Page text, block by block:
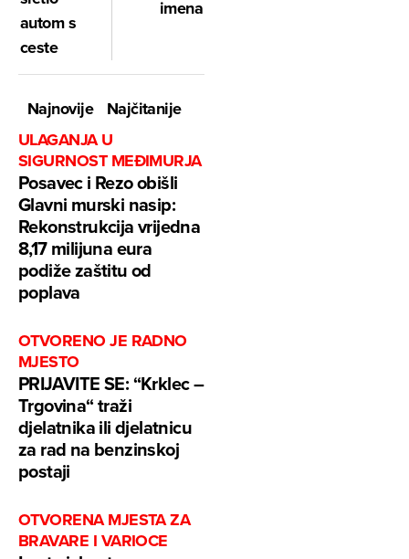
autom s
ceste
imena
Najnovije
Najčitanije
ULAGANJA U
SIGURNOST MEĐIMURJA
Posavec i Rezo obišli
Glavni murski nasip:
Rekonstrukcija vrijedna
8,17 milijuna eura
podiže zaštitu od
poplava
OTVORENO JE RADNO
MJESTO
PRIJAVITE SE: “Krklec –
Trgovina“ traži
djelatnika ili djelatnicu
za rad na benzinskoj
postaji
OTVORENA MJESTA ZA
BRAVARE I VARIOCE